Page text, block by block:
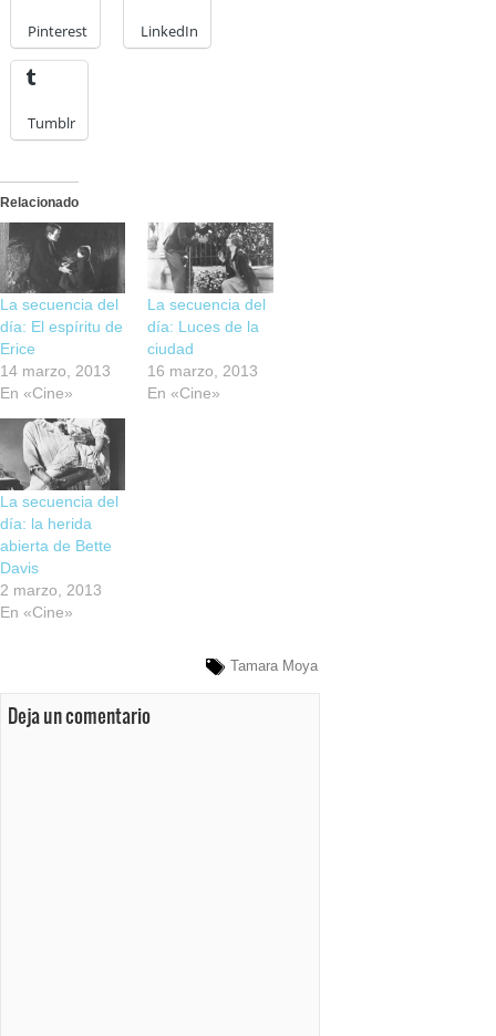
Pinterest LinkedIn
Tumblr
Relacionado
La secuencia del
día: El espíritu de
Erice
14 marzo, 2013
En «Cine»
La secuencia del
día: Luces de la
ciudad
16 marzo, 2013
En «Cine»
La secuencia del
día: la herida
abierta de Bette
Davis
2 marzo, 2013
En «Cine»
Tamara Moya
Deja un comentario